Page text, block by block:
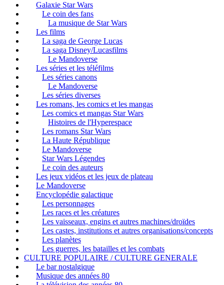
Galaxie Star Wars
Le coin des fans
La musique de Star Wars
Les films
La saga de George Lucas
La saga Disney/Lucasfilms
Le Mandoverse
Les séries et les téléfilms
Les séries canons
Le Mandoverse
Les séries diverses
Les romans, les comics et les mangas
Les comics et mangas Star Wars
Histoires de l'Hyperespace
Les romans Star Wars
La Haute République
Le Mandoverse
Star Wars Légendes
Le coin des auteurs
Les jeux vidéos et les jeux de plateau
Le Mandoverse
Encyclopédie galactique
Les personnages
Les races et les créatures
Les vaisseaux, engins et autres machines/droïdes
Les castes, institutions et autres organisations/concepts
Les planètes
Les guerres, les batailles et les combats
CULTURE POPULAIRE / CULTURE GENERALE
Le bar nostalgique
Musique des années 80